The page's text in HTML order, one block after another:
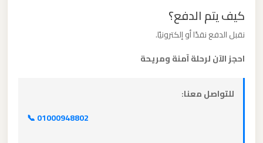
كيف يتم الدفع؟
نقبل الدفع نقدًا أو إلكترونيًا.
احجز الآن لرحلة آمنة ومريحة
للتواصل معنا:
📞 01000948802
ليموزين